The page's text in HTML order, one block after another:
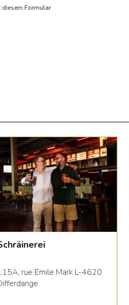
diesem Formular
rue Emile Mark L-4620